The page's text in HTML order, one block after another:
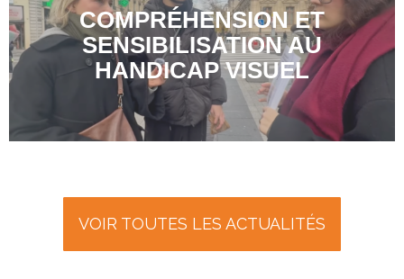
COMPRÉHENSION ET
SENSIBILISATION AU
HANDICAP VISUEL
VOIR TOUTES LES ACTUALITÉS